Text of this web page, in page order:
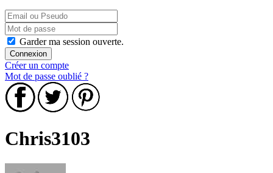
Garder ma session ouverte.
Créer un compte
Mot de passe oublié ?
Chris3103